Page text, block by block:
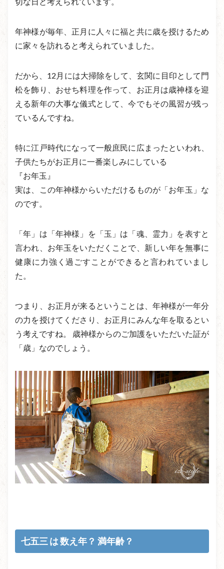
年神様が毎年、正月に人々に福と共に歳を授けるため
に家々を訪れると考えられていました。
だから、12月には大掃除をして、玄関に目印として門
松を飾り、おせち料理を作って、お正月は歳神様を迎
える新年の大事な儀式として、今でもその風習が残っ
ているんですね。
特に江戸時代になって一般庶民に広まったといわれ、
子供たちがお正月に一番楽しみにしている
『お年玉』
実は、この年神様からいただけるものが「お年玉」な
のです。
「年」は「年神様」を「玉」は「魂、霊力」を表すと
言われ、お年玉をいただくことで、新しい年を無事に
健康に力強く過ごすことができると言われていまし
た。
つまり、お正月が来るということは、年神様が一年分
の力を授けてくださり、お正月にみんな年を取るとい
う考えですね。 歳神様からのご加護をいただいた証が
「歳」なのでしょう。
七五三 は 数え年？ 満年齢？